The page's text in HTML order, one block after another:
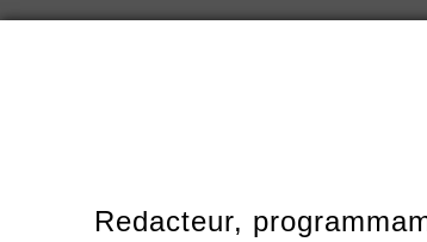
Redacteur,